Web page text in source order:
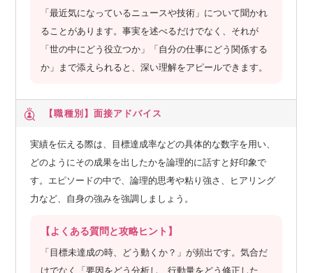
「最近気になっているニュースや技術」について聞かれ
ることがあります。事実を述べるだけでなく、それが
「世の中にどう役立つか」「自分の仕事にどう関係する
か」まで添えられると、深い理解をアピールできます。
【職種別】 面接アドバイス
実績を伝える際は、目標達成率などの具体的な数字を用い、
どのようにその成果を出したかを論理的に話すと好印象で
す。エピソードの中で、論理的思考や粘り強さ、ヒアリング
力など、自身の強みを強調しましょう。
【よくある質問と攻略ヒント】
「目標未達成の時、どう動くか？」が頻出です。気合だ
けでなく「要因をどう分析し、行動量をどう修正した